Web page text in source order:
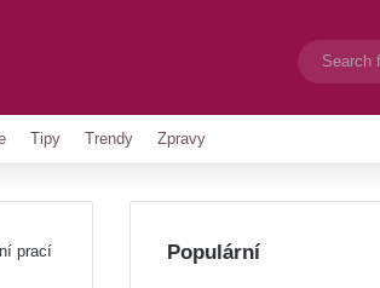
Switch skin
Tipy Trendy Zpravy
prací
Populární